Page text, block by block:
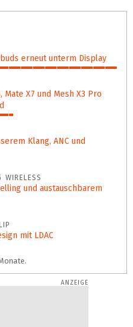
erneut unterm Display
Mate X7 und Mesh X3 Pro
Klang, ANC und
WIRELESS
und austauschbarem
mit LDAC